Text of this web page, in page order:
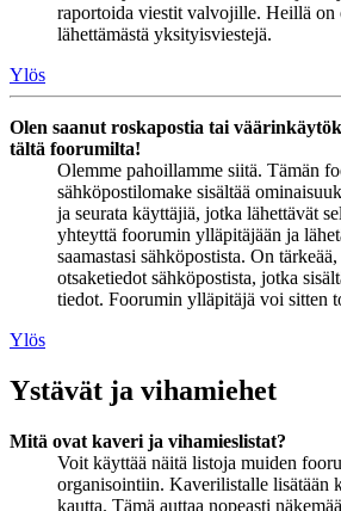
raportoida viestit valvojille. Heillä on
lähettämästä yksityisviestejä.
Ylös
Olen saanut roskapostia tai
tältä foorumilta!
Olemme pahoillamme siitä. Tämän
sähköpostilomake sisältää
ja seurata käyttäjiä, jotka lähettävät
yhteyttä foorumin ylläpitäjään ja
saamastasi sähköpostista. On
otsaketiedot sähköpostista, jotka
tiedot. Foorumin ylläpitäjä voi sitten
Ylös
Ystävät ja vihamiehet
Mitä ovat kaveri ja vihamieslistat?
Voit käyttää näitä listoja muiden
organisointiin. Kaverilistalle lisätään
kautta. Tämä auttaa nopeasti